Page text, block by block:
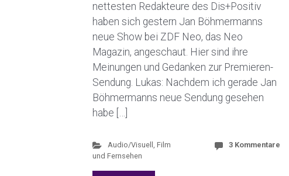
nettesten Redakteure des Dis+Positiv
haben sich gestern Jan Böhmermanns
neue Show bei ZDF Neo, das Neo
Magazin, angeschaut. Hier sind ihre
Meinungen und Gedanken zur Premieren-
Sendung. Lukas: Nachdem ich gerade Jan
Böhmermanns neue Sendung gesehen
habe […]
Audio/Visuell , Film
und Fernsehen
3 Kommentare